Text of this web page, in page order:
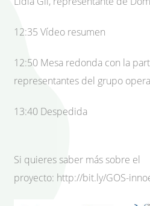
12:35 Vídeo resumen
12:50 Mesa redonda con la
representantes del grupo
13:40 Despedida
Si quieres saber más sobre el
proyecto: http://bit.ly/GOS-